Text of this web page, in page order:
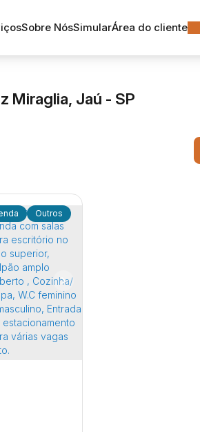
Área do cliente
Simular
Sobre Nós
Miraglia, Jaú - SP
Outros